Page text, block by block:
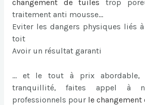
changement de tuiles trop
traitement anti mousse…
Eviter les dangers physiques liés
toit
Avoir un résultat garanti
… et le tout à prix abordable,
tranquillité, faites appel à
professionnels pour le changement